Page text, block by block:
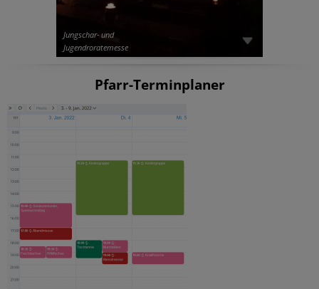
Jungschar- und
Jugendroratemesse
Pfarr-Terminplaner